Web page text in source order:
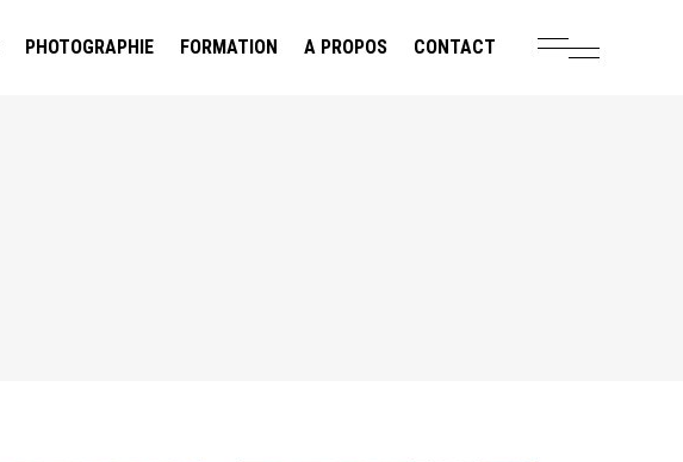
PHOTOGRAPHIE FORMATION A PROPOS CONTACT